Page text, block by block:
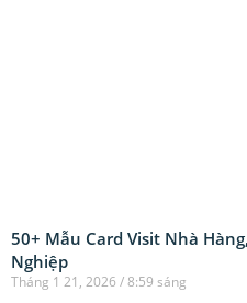
50+ Mẫu Card Visit Nhà
Nghiệp
Tháng 1 21, 2026 8:59 sáng